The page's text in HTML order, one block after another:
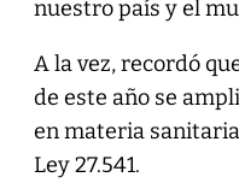
nuestro país y el
A la vez, recordó
de este año se
en materia
Ley 27.541.